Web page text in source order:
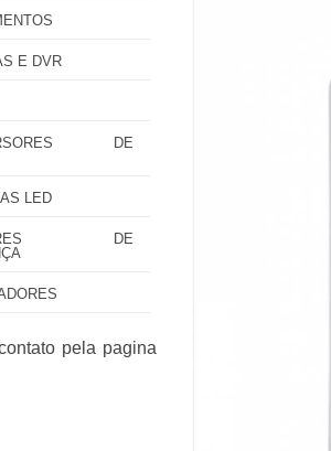
E DVR
DE
LED
DE